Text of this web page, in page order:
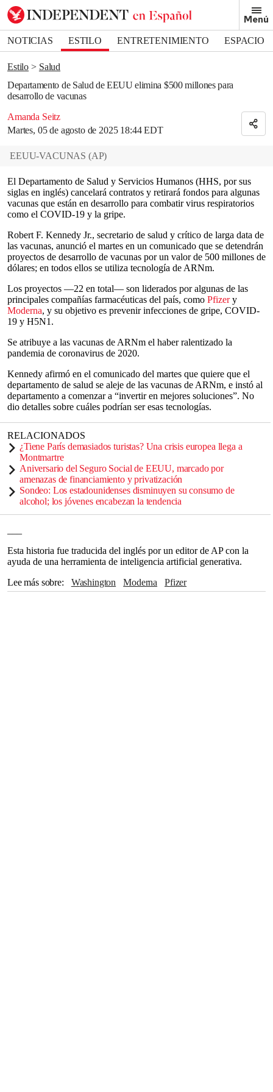
Menú
NOTICIAS ESTILO ENTRETENIMIENTO
ESPACIO
DEPORTES
Estilo
Salud
Departamento de Salud de EEUU elimina $500 millones para
desarrollo de vacunas
Amanda Seitz
Martes, 05 de agosto de 2025 18:44 EDT
Bookmark popover
Removed from bookmarks
Close popover
EEUU-VACUNAS (AP)
El Departamento de Salud y Servicios Humanos (HHS, por sus
siglas en inglés) cancelará contratos y retirará fondos para algunas
vacunas que están en desarrollo para combatir virus respiratorios
como el COVID-19 y la gripe.
Robert F. Kennedy Jr., secretario de salud y crítico de larga data de
las vacunas, anunció el martes en un comunicado que se detendrán
proyectos de desarrollo de vacunas por un valor de 500 millones de
dólares; en todos ellos se utiliza tecnología de ARNm.
Los proyectos —22 en total— son liderados por algunas de las
principales compañías farmacéuticas del país, como Pfizery
Moderna, y su objetivo es prevenir infecciones de gripe, COVID-
19 y H5N1.
Se atribuye a las vacunas de ARNm el haber ralentizado la
pandemia de coronavirus de 2020.
Kennedy afirmó en el comunicado del martes que quiere que el
departamento de salud se aleje de las vacunas de ARNm, e instó al
departamento a comenzar a “invertir en mejores soluciones”. No
dio detalles sobre cuáles podrían ser esas tecnologías.
RELACIONADOS
¿Tiene París demasiados turistas? Una crisis europea llega a
Montmartre
Aniversario del Seguro Social de EEUU, marcado por
amenazas de financiamiento y privatización
Sondeo: Los estadounidenses disminuyen su consumo de
alcohol; los jóvenes encabezan la tendencia
Esta historia fue traducida del inglés por un editor de AP con la
ayuda de una herramienta de inteligencia artificial generativa.
Lee más sobre
Washington Moderna Pfizer